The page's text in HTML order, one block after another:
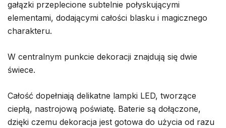
gałązki przeplecione subtelnie połyskującymi
elementami, dodającymi całości blasku i magicznego
charakteru.
W centralnym punkcie dekoracji znajdują się dwie
świece.
Całość dopełniają delikatne lampki LED, tworzące
ciepłą, nastrojową poświatę. Baterie są dołączone,
dzięki czemu dekoracja jest gotowa do użycia od razu